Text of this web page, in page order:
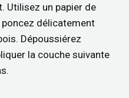
Utilisez un papier de
délicatement
Dépoussiérez
la couche suivante